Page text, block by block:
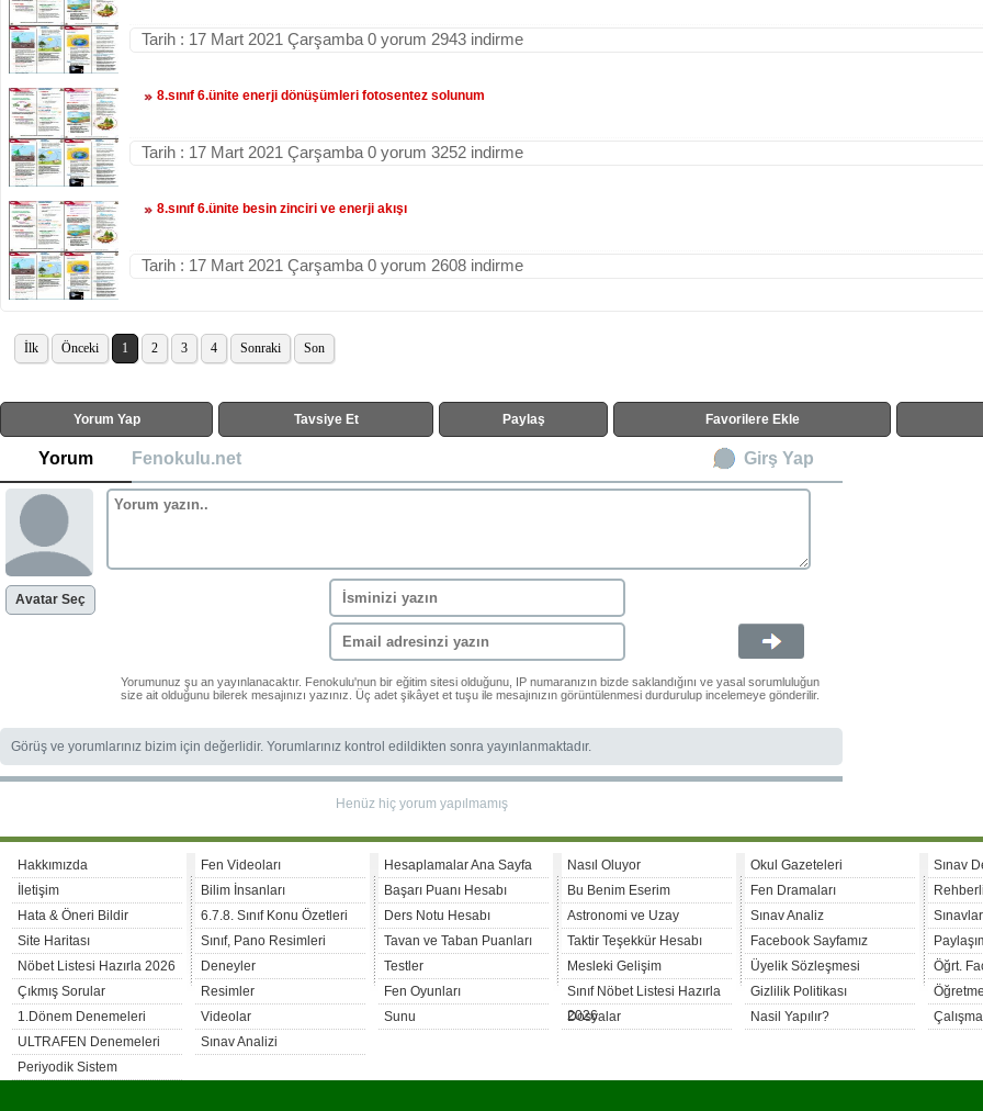
Tarih : 17 Mart 2021 Çarşamba 0 yorum 2943 indirme
8.sınıf 6.ünite enerji dönüşümleri fotosentez solunum
Tarih : 17 Mart 2021 Çarşamba 0 yorum 3252 indirme
8.sınıf 6.ünite besin zinciri ve enerji akışı
Tarih : 17 Mart 2021 Çarşamba 0 yorum 2608 indirme
İlk Önceki 1 2 3 4 Sonraki Son
Yorum Yap Tavsiye Et Paylaş Favorilere Ekle
Yorum Fenokulu.net Girş Yap
Avatar Seç
Yorumunuz şu an yayınlanacaktır. Fenokulu'nun bir eğitim sitesi olduğunu, IP numaranızın bizde saklandığını ve yasal sorumluluğun
size ait olduğunu bilerek mesajınızı yazınız. Üç adet şikâyet et tuşu ile mesajınızın görüntülenmesi durdurulup incelemeye gönderilir.
Görüş ve yorumlarınız bizim için değerlidir. Yorumlarınız kontrol edildikten sonra yayınlanmaktadır.
Henüz hiç yorum yapılmamış
Hakkımızda
İletişim
Hata & Öneri Bildir
Site Haritası
Nöbet Listesi Hazırla 2026
Çıkmış Sorular
1.Dönem Denemeleri
ULTRAFEN Denemeleri
Periyodik Sistem
Fen Videoları
Bilim İnsanları
6.7.8. Sınıf Konu Özetleri
Sınıf, Pano Resimleri
Deneyler
Resimler
Videolar
Sınav Analizi
Hesaplamalar Ana Sayfa
Başarı Puanı Hesabı
Ders Notu Hesabı
Tavan ve Taban Puanları
Testler
Fen Oyunları
Sunu
Nasıl Oluyor
Bu Benim Eserim
Astronomi ve Uzay
Taktir Teşekkür Hesabı
Mesleki Gelişim
Sınıf Nöbet Listesi Hazırla
2026
Dosyalar
Okul Gazeteleri
Fen Dramaları
Sınav Analiz
Facebook Sayfamız
Üyelik Sözleşmesi
Gizlilik Politikası
Nasil Yapılır?
Sınav
Öğrt.